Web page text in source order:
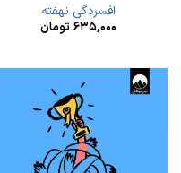
افسردگی نهفته
۶۳۵,۰۰۰تومان